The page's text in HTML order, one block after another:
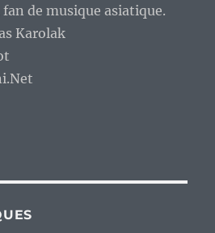
fan de musique asiatique.
Karolak